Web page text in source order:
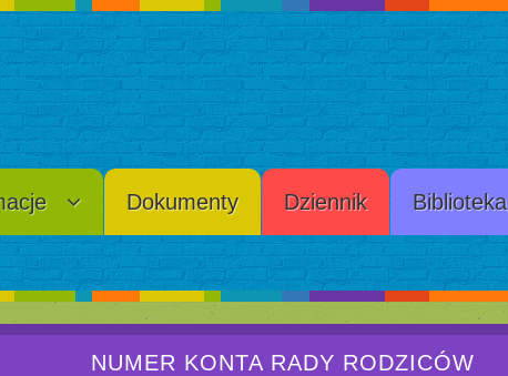
Dokumenty Dziennik Biblioteka
NUMER KONTA RADY RODZICÓW